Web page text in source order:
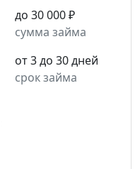
до 30 000 ₽
сумма займа
от 3 до 30 дней
срок займа